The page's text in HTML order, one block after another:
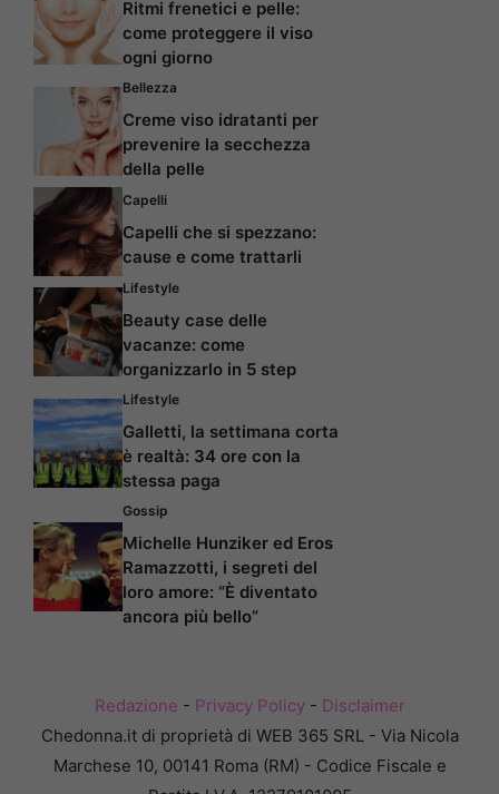
Ritmi frenetici e pelle:
come proteggere il viso
ogni giorno
Bellezza
Creme viso idratanti per
prevenire la secchezza
della pelle
Capelli
Capelli che si spezzano:
cause e come trattarli
Lifestyle
Beauty case delle
vacanze: come
organizzarlo in 5 step
Lifestyle
Galletti, la settimana corta
è realtà: 34 ore con la
stessa paga
Gossip
Michelle Hunziker ed Eros
Ramazzotti, i segreti del
loro amore: “È diventato
ancora più bello”
Redazione - Privacy Policy- Disclaimer
Chedonna.it di proprietà di WEB 365 SRL - Via Nicola
Marchese 10, 00141 Roma (RM) - Codice Fiscale e